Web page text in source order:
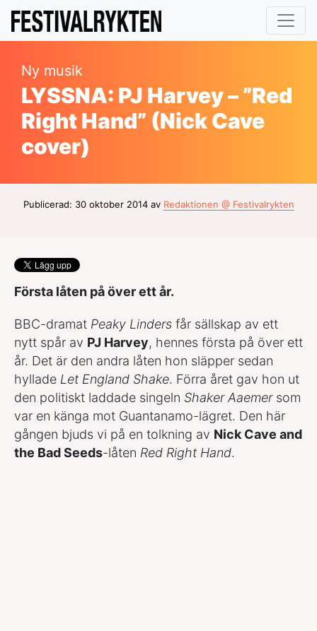
Ny musik
LYSSNA: PJ Harvey – ”Red
Right Hand” (Nick Cave
cover)
Publicerad: 30 oktober 2014 av Redaktionen @ Festivalrykten
Första låten på över ett år.
BBC-dramat Peaky Linders får sällskap av ett
nytt spår av PJ Harvey, hennes första på över ett
år. Det är den andra låten hon släpper sedan
hyllade Let England Shake. Förra året gav hon ut
den politiskt laddade singeln Shaker Aaemersom
var en känga mot Guantanamo-lägret. Den här
gången bjuds vi på en tolkning av Nick Cave and
the Bad Seeds-låten Red Right Hand.